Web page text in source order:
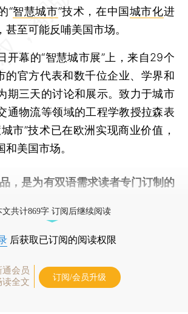
“智慧城市”技术，在中国城市化进
甚至可能反哺美国市场。
幕的“智慧城市展”上，来自29个
的官方代表和数千位企业、学界和
期三天的讨论和展示。致力于城市
通物流等领域的工程学教授拉森表
市”技术已在欧洲实现商业价值，
美国市场。
，是为有双语需求读者专门订制的
文共计869字 订阅后继续阅读
后获取已订阅的阅读权限
通会员
读全文
订阅/会员升级